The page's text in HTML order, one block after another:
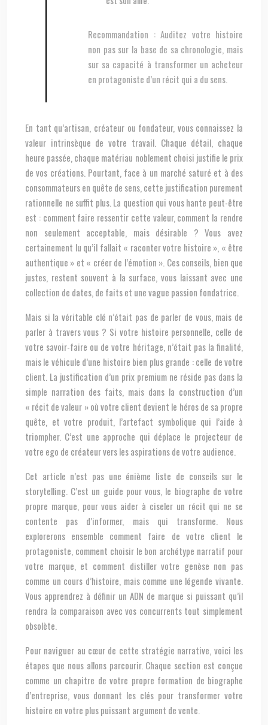
Recommandation :Auditez votre histoire
non pas sur la base de sa chronologie, mais
sur sa capacité à transformer un acheteur
en protagoniste d’un récit qui a du sens.
En tant qu’artisan, créateur ou fondateur, vous connaissez la
valeur intrinsèque de votre travail. Chaque détail, chaque
heure passée, chaque matériau noblement choisi justifie le prix
de vos créations. Pourtant, face à un marché saturé et à des
consommateurs en quête de sens, cette justification purement
rationnelle ne suffit plus. La question qui vous hante peut-être
est : comment faire ressentir cette valeur, comment la rendre
non seulement acceptable, mais désirable ? Vous avez
certainement lu qu’il fallait « raconter votre histoire », « être
authentique » et « créer de l’émotion ». Ces conseils, bien que
justes, restent souvent à la surface, vous laissant avec une
collection de dates, de faits et une vague passion fondatrice.
Mais si la véritable clé n’était pas de parler de vous, mais de
parler à travers vous ? Si votre histoire personnelle, celle de
votre savoir-faire ou de votre héritage, n’était pas la finalité,
mais le véhicule d’une histoire bien plus grande : celle de votre
client. La justification d’un prix premium ne réside pas dans la
simple narration des faits, mais dans la construction d’un
« récit de valeur » où votre client devient le héros de sa propre
quête, et votre produit, l’artefact symbolique qui l’aide à
triompher. C’est une approche qui déplace le projecteur de
votre ego de créateur vers les aspirations de votre audience.
Cet article n’est pas une énième liste de conseils sur le
storytelling. C’est un guide pour vous, le biographe de votre
propre marque, pour vous aider à ciseler un récit qui ne se
contente pas d’informer, mais qui transforme. Nous
explorerons ensemble comment faire de votre client le
protagoniste, comment choisir le bon archétype narratif pour
votre marque, et comment distiller votre genèse non pas
comme un cours d’histoire, mais comme une légende vivante.
Vous apprendrez à définir un ADN de marque si puissant qu’il
rendra la comparaison avec vos concurrents tout simplement
obsolète.
Pour naviguer au cœur de cette stratégie narrative, voici les
étapes que nous allons parcourir. Chaque section est conçue
comme un chapitre de votre propre formation de biographe
d’entreprise, vous donnant les clés pour transformer votre
histoire en votre plus puissant argument de vente.